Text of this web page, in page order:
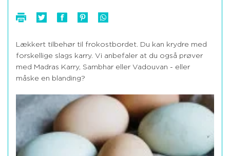
Lækkert tilbehør til frokostbordet. Du kan krydre med
forskellige slags karry. Vi anbefaler at du også prøver
med Madras Karry, Sambhar eller Vadouvan - eller
måske en blanding?